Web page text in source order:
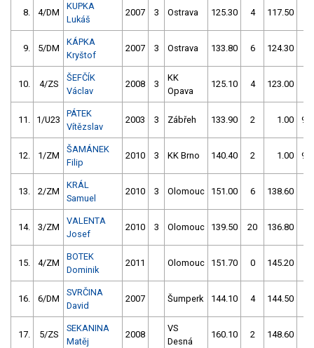
8. 4/DM
KUPKA
Lukáš
2007 3 Ostrava 125.30 4 117.50
9. 5/DM
KÁPKA
Kryštof
2007 3 Ostrava 133.80 6 124.30
10. 4/ZS
ŠEFČÍK
Václav
2008 3
KK
Opava
125.10 4 123.00
11. 1/U23
PÁTEK
Vítězslav
2003 3 Zábřeh 133.90 2 1.00
12. 1/ZM
ŠAMÁNEK
Filip
2010 3 KK Brno 140.40 2 1.00
13. 2/ZM
KRÁL
Samuel
2010 3 Olomouc 151.00 6 138.60
14. 3/ZM
VALENTA
Josef
2010 3 Olomouc 139.50 20 136.80
15. 4/ZM
BOTEK
Dominik
2011 Olomouc 151.70 0 145.20
16. 6/DM
SVRČINA
David
2007 Šumperk 144.10 4 144.50
17. 5/ZS
SEKANINA
Matěj
2008
VS
Desná
160.10 2 148.60